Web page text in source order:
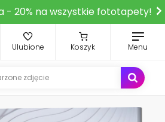
- 20% na wszystkie fototapety!
Ulubione Koszyk Menu